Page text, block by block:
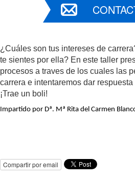
¿Cuáles son tus intereses de
te sientes por ella? En este taller
procesos a traves de los cuales las
carrera e intentaremos dar
¡Trae un boli!
Impartido por Dª. Mª Rita del Carmen
Compartir por email